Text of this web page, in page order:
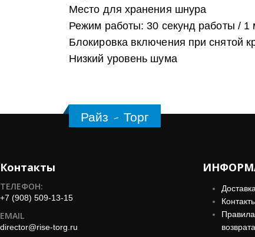
Место для хранения шнура
Режим работы: 30 секунд работы / 1
Блокировка включения при снятой
Низкий уровень шума
Райз - Торг
Контакты
ТЕЛЕФОН:
+7 (908) 509-13-15
EMAIL
director@rise-torg.ru
Доставка
Правила
возврата